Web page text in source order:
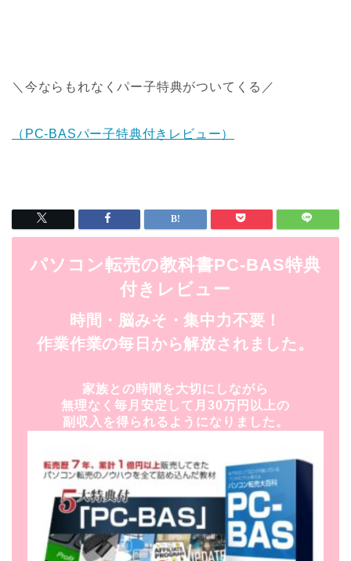
＼今ならもれなくパー子特典がついてくる／
（PC-BASパー子特典付きレビュー）
パソコン転売の教科書PC-BAS特典
付きレビュー
時間・脳みそ・集中力不要！
作業作業の毎日から解放されました。
家族との時間を大切にしながら
無理なく毎月安定して月30万円以上の
副収入を得られるようになりました。